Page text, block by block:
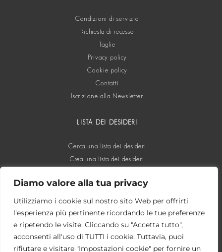
Diamo valore alla tua privacy
Utilizziamo i cookie sul nostro sito Web per offrirti
l'esperienza più pertinente ricordando le tue preferenze
e ripetendo le visite. Cliccando su "Accetta tutto",
acconsenti all'uso di TUTTI i cookie. Tuttavia, puoi
rifiutare e visitare "Impostazioni cookie" per fornire un
Condizioni di servizio
Richiesta di recesso
Taglie
Privacy policy
Cookie policy
Contatti
Iscrizione alla Newsletter
LISTA DEI DESIDERI
Cerca una lista dei desideri
Crea una lista dei desideri
SOCIAL